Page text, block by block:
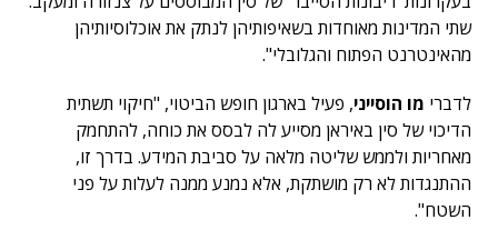
שתי המדינות מאוחדות בשאיפותיהן לנתק את אוכלוסיותיהן
מהאינטרנט הפתוח והגלובלי".
לדברי מו הוסייני, פעיל בארגון חופש הביטוי, "חיקוי תשתית
הדיכוי של סין באיראן מסייע לה לבסס את כוחה, להתחמק
מאחריות ולממש שליטה מלאה על סביבת המידע. בדרך זו,
ההתנגדות לא רק מושתקת, אלא נמנע ממנה לעלות על פני
השטח".